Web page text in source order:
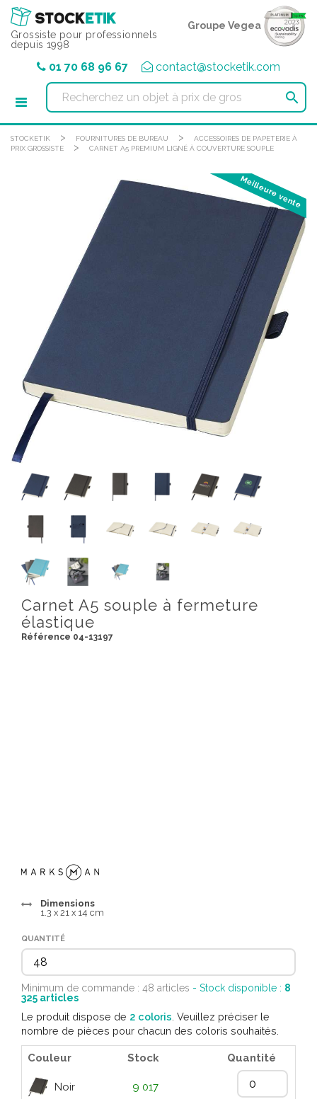
Grossiste pour professionnels
depuis 1998
Groupe Vegea
01 70 68 96 67 contact@stocketik.com

STOCKETIK > FOURNITURES DE BUREAU >
ACCESSOIRES DE PAPETERIE À
PRIX GROSSISTE
> CARNET A5 PREMIUM LIGNÉ À COUVERTURE SOUPLE
Meilleure vente
Carnet A5 souple à fermeture
élastique
Référence 04-13197
Dimensions
1.3 x 21 x 14 cm
QUANTITÉ
Minimum de commande : 48 articles - Stock disponible : 8
325 articles
Le produit dispose de 2 coloris . Veuillez préciser le
nombre de pièces pour chacun des coloris souhaités.
Couleur Stock Quantité
Noir 9 017
Panneau de gestion des cookies